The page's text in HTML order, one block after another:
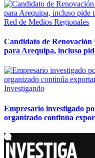
Red de Medios Regionales
Candidato de Renovación
para Arequipa, incluso
Investigando
Empresario investigado
organizado continúa